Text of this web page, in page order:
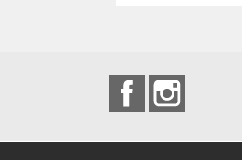
Facebook